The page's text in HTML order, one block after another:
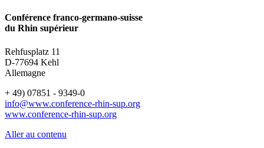
Conférence franco-germano-suisse
du Rhin supérieur
Rehfusplatz 11
D-77694 Kehl
Allemagne
+ 49) 07851 - 9349-0
info@www.conference-rhin-sup.org
www.conference-rhin-sup.org
Aller au contenu